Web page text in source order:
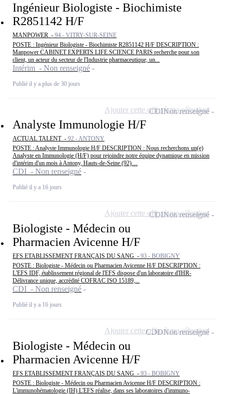
Ingénieur Biologiste - Biochimiste
R2851142 H/F
MANPOWER - 94 - VITRY-SUR-SEINE
POSTE : Ingénieur Biologiste - Biochimiste R2851142 H/F DESCRIPTION :
Manpower CABINET EXPERTS LIFE SCIENCE PARIS recherche pour son
client, un acteur du secteur de l'Industrie pharmaceutique, un...
Intérim - Non renseigné
Publié il y a plus de 30 jours
Analyste Immunologie H/F
ACTUAL TALENT - 92 - ANTONY
POSTE : Analyste Immunologie H/F DESCRIPTION : Nous recherchons un(e)
Analyste en Immunologie (H/F) pour rejoindre notre équipe dynamique en mission
d'intérim d'un mois à Antony, Hauts-de-Seine (92)....
CDI - Non renseigné
Publié il y a 16 jours
CDINon renseigné
Ajouter cette offre à ma sélection
Biologiste - Médecin ou
Pharmacien Avicenne H/F
EFS ETABLISSEMENT FRANÇAIS DU SANG - 93 - BOBIGNY
POSTE : Biologiste - Médecin ou Pharmacien Avicenne H/F DESCRIPTION :
L'EFS IDF, établissement régional de l'EFS dispose d'un laboratoire d'IHR-
Délivrance unique, accrédité COFRAC ISO 15189,...
CDI - Non renseigné
Publié il y a 16 jours
CDINon renseigné
Ajouter cette offre à ma sélection
Biologiste - Médecin ou
Pharmacien Avicenne H/F
EFS ETABLISSEMENT FRANÇAIS DU SANG - 93 - BOBIGNY
POSTE : Biologiste - Médecin ou Pharmacien Avicenne H/F DESCRIPTION :
L'immunohématologie (IH) L'EFS réalise, dans ses laboratoires d'immuno-
CDDNon renseigné
Ajouter cette offre à ma sélection